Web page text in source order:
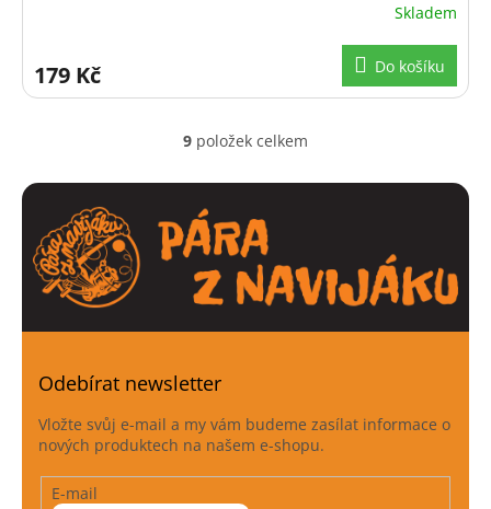
Skladem
179 Kč Do košíku
O
l
d
a
c
í
r
v
ý
i
s
9 položek celkem
Odebírat newsletter
Vložte svůj e-mail a my vám budeme zasílat informace o
nových produktech na našem e-shopu.
E-mail